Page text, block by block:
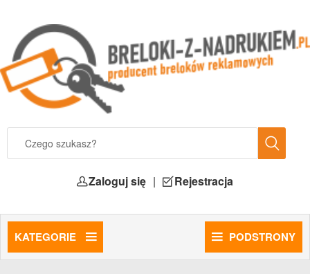
Zaloguj się | Rejestracja
KATEGORIE PODSTRONY